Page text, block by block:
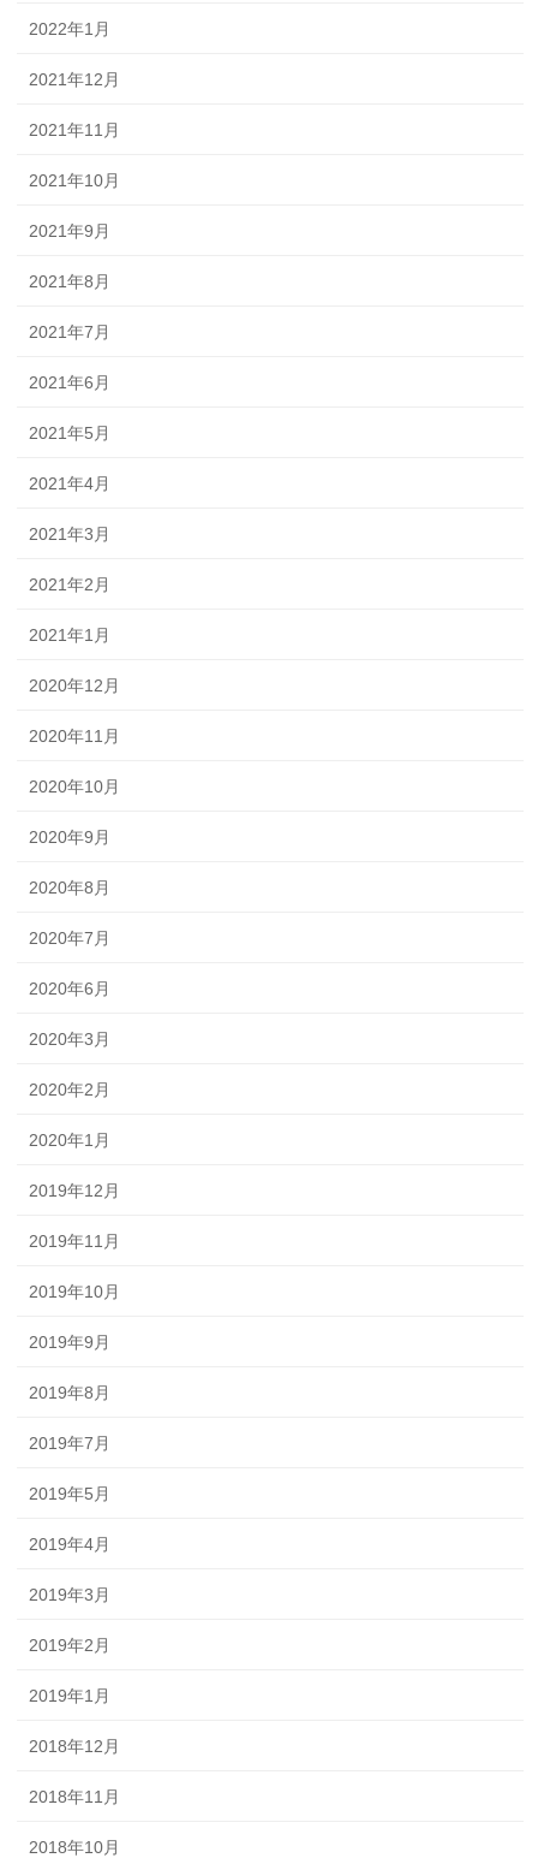
2022年1月
2021年12月
2021年11月
2021年10月
2021年9月
2021年8月
2021年7月
2021年6月
2021年5月
2021年4月
2021年3月
2021年2月
2021年1月
2020年12月
2020年11月
2020年10月
2020年9月
2020年8月
2020年7月
2020年6月
2020年3月
2020年2月
2020年1月
2019年12月
2019年11月
2019年10月
2019年9月
2019年8月
2019年7月
2019年5月
2019年4月
2019年3月
2019年2月
2019年1月
2018年12月
2018年11月
2018年10月